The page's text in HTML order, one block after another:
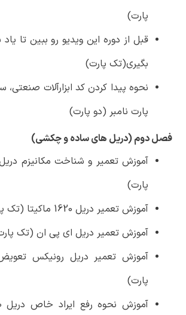
پارت)
قبل از دوره این ویدیو رو ببین تا
بگیری(تک پارت)
نحوه پیدا کردن کد ابزارآلات
پارت نامبر (دو پارت)
فصل دوم (دریل های ساده و چکشی)
پارت)
آموزش تعمیر دریل 1620 ماکیتا (تک پارت)
آموزش تعمیر دریل ای پی ان (تک
آموزش تعمیر دریل رونیکس
پارت)